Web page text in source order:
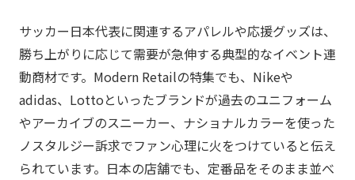
サッカー日本代表に関連するアパレルや応援グッズは、
勝ち上がりに応じて需要が急伸する典型的なイベント連
動商材です。Modern Retailの特集でも、Nikeや
adidas、Lottoといったブランドが過去のユニフォーム
やアーカイブのスニーカー、ナショナルカラーを使った
ノスタルジー訴求でファン心理に火をつけていると伝え
られています。日本の店舗でも、定番品をそのまま並べ